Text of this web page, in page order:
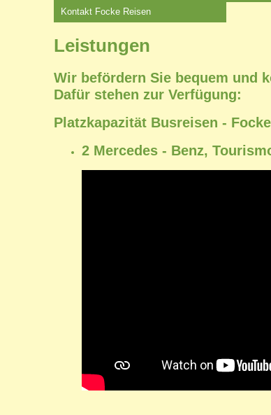
Kontakt Focke Reisen
Leistungen
Wir befördern Sie bequem und
Dafür stehen zur Verfügung:
Platzkapazität Busreisen - Focke
2 Mercedes - Benz,